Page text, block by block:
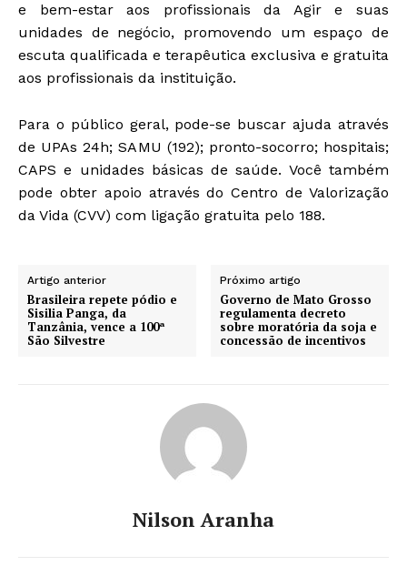
e bem-estar aos profissionais da Agir e suas
unidades de negócio, promovendo um espaço de
escuta qualificada e terapêutica exclusiva e gratuita
aos profissionais da instituição.
Para o público geral, pode-se buscar ajuda através
de UPAs 24h; SAMU (192); pronto-socorro; hospitais;
CAPS e unidades básicas de saúde. Você também
pode obter apoio através do Centro de Valorização
da Vida (CVV) com ligação gratuita pelo 188.
Artigo anterior
Brasileira repete pódio e
Sisilia Panga, da
Tanzânia, vence a 100ª
São Silvestre
Próximo artigo
Governo de Mato Grosso
regulamenta decreto
sobre moratória da soja e
concessão de incentivos
Nilson Aranha